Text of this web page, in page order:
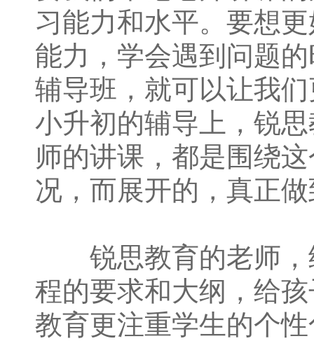
习能力和水平。要想
能力，学会遇到问题
辅导班，就可以让我
小升初的辅导上，锐
师的讲课，都是围绕
况，而展开的，真正
锐思教育的老师，
程的要求和大纲，给
教育更注重学生的个